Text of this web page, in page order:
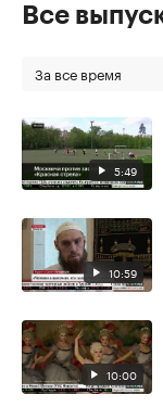
Все
За все время
5:49
10:59
10:00